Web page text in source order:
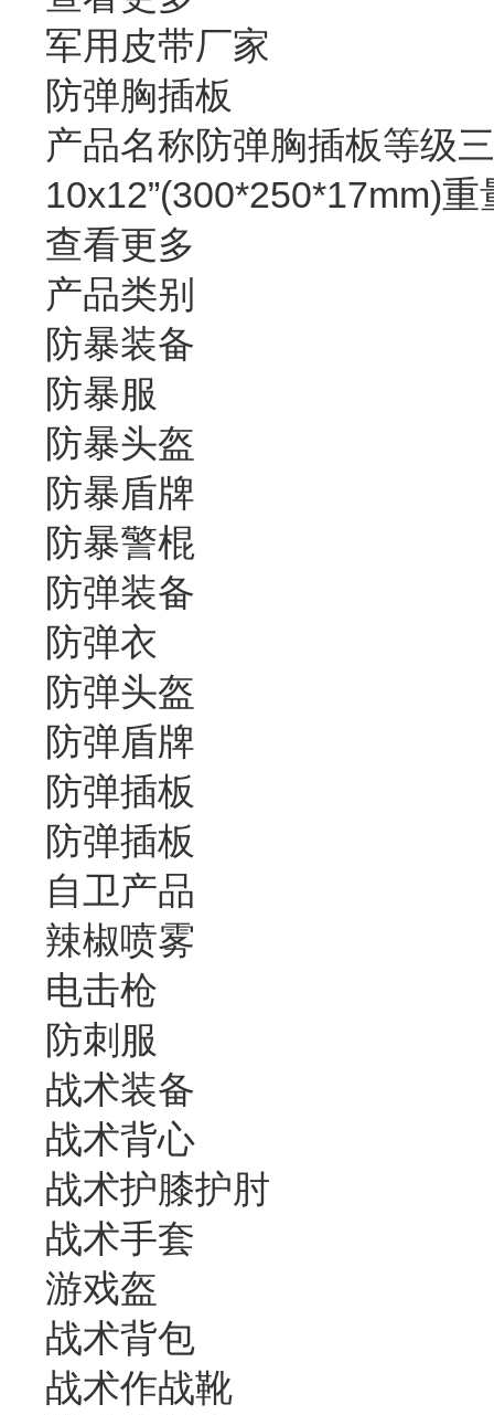
军用皮带厂家
防弹胸插板
产品名称防弹胸插板等级
10x12”(300*250*17mm)重
查看更多
产品类别
防暴装备
防暴服
防暴头盔
防暴盾牌
防暴警棍
防弹装备
防弹衣
防弹头盔
防弹盾牌
防弹插板
防弹插板
自卫产品
辣椒喷雾
电击枪
防刺服
战术装备
战术背心
战术护膝护肘
战术手套
游戏盔
战术背包
战术作战靴